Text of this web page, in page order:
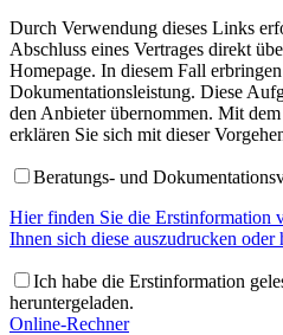
Durch Verwendung dieses Links
Abschluss eines Vertrages direkt
Homepage. In diesem Fall
Dokumentationsleistung. Diese
den Anbieter übernommen. Mit
erklären Sie sich mit dieser
Beratungs- und
Hier finden Sie die Erstinformation
Ihnen sich diese auszudrucken oder
Ich habe die Erstinformation
heruntergeladen.
Online-Rechner